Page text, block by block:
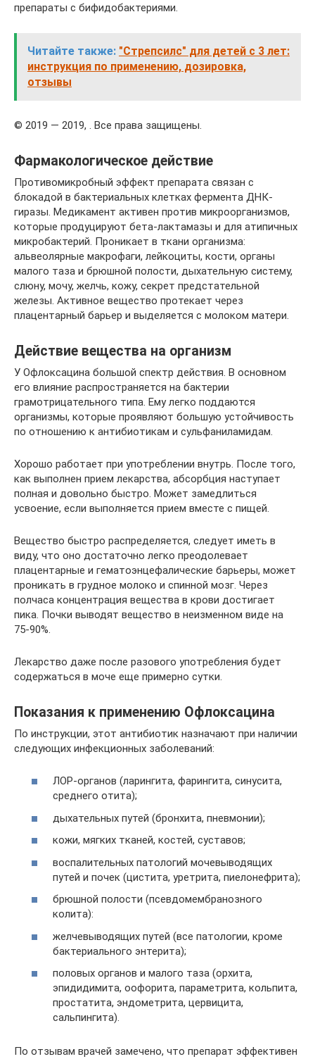
препараты с бифидобактериями.
Читайте также: "Стрепсилс" для детей с 3 лет:
инструкция по применению, дозировка,
отзывы
© 2019 — 2019, . Все права защищены.
Фармакологическое действие
Противомикробный эффект препарата связан с
блокадой в бактериальных клетках фермента ДНК-
гиразы. Медикамент активен против микроорганизмов,
которые продуцируют бета-лактамазы и для атипичных
микробактерий. Проникает в ткани организма:
альвеолярные макрофаги, лейкоциты, кости, органы
малого таза и брюшной полости, дыхательную систему,
слюну, мочу, желчь, кожу, секрет предстательной
железы. Активное вещество протекает через
плацентарный барьер и выделяется с молоком матери.
Действие вещества на организм
У Офлоксацина большой спектр действия. В основном
его влияние распространяется на бактерии
грамотрицательного типа. Ему легко поддаются
организмы, которые проявляют большую устойчивость
по отношению к антибиотикам и сульфаниламидам.
Хорошо работает при употреблении внутрь. После того,
как выполнен прием лекарства, абсорбция наступает
полная и довольно быстро. Может замедлиться
усвоение, если выполняется прием вместе с пищей.
Вещество быстро распределяется, следует иметь в
виду, что оно достаточно легко преодолевает
плацентарные и гематоэнцефалические барьеры, может
проникать в грудное молоко и спинной мозг. Через
полчаса концентрация вещества в крови достигает
пика. Почки выводят вещество в неизменном виде на
75-90%.
Лекарство даже после разового употребления будет
содержаться в моче еще примерно сутки.
Показания к применению Офлоксацина
По инструкции, этот антибиотик назначают при наличии
следующих инфекционных заболеваний:
ЛОР-органов (ларингита, фарингита, синусита,
среднего отита);
дыхательных путей (бронхита, пневмонии);
кожи, мягких тканей, костей, суставов;
воспалительных патологий мочевыводящих
путей и почек (цистита, уретрита, пиелонефрита);
брюшной полости (псевдомембранозного
колита):
желчевыводящих путей (все патологии, кроме
бактериального энтерита);
половых органов и малого таза (орхита,
эпидидимита, оофорита, параметрита, кольпита,
простатита, эндометрита, цервицита,
сальпингита).
По отзывам врачей замечено, что препарат эффективен